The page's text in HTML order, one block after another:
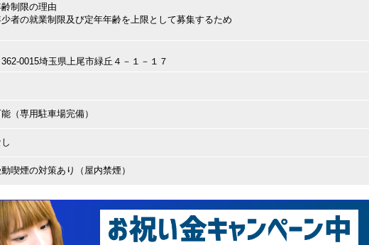
制限の理由
者の就業制限及び定年年齢を上限として募集するため
0015埼玉県上尾市緑丘４－１－１７
（専用駐車場完備）
喫煙の対策あり（屋内禁煙）